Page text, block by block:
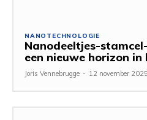
NANOTECHNOLOGIE
Nanodeeltjes-
een nieuwe horizon
Joris Vennebrugge - 12 november 2025